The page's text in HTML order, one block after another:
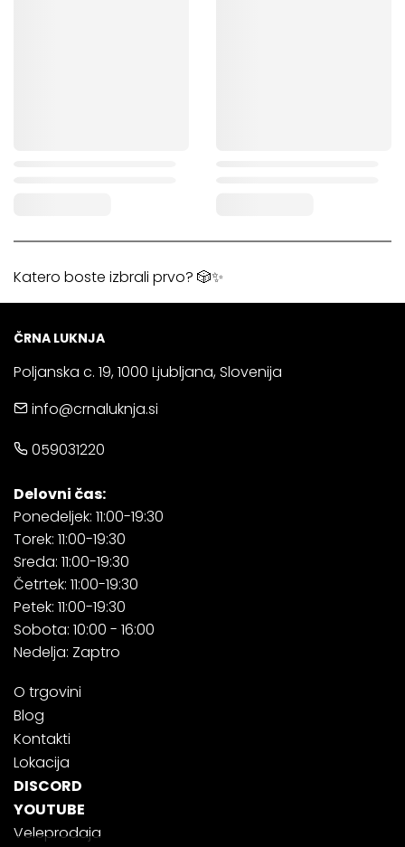
Katero boste izbrali prvo? 🎲✨
ČRNA LUKNJA
Poljanska c. 19, 1000 Ljubljana, Slovenija
info@crnaluknja.si
059031220
Delovni čas:
Ponedeljek: 11:00-19:30
Torek: 11:00-19:30
Sreda: 11:00-19:30
Četrtek: 11:00-19:30
Petek: 11:00-19:30
Sobota: 10:00 - 16:00
Nedelja: Zaptro
O trgovini
Blog
Kontakti
Lokacija
DISCORD
YOUTUBE
Veleprodaja